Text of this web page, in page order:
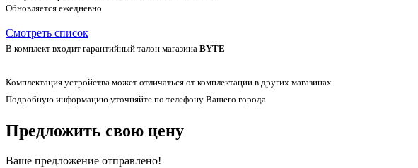
Обновляется ежедневно
Смотреть список
В комплект входит гарантийный талон магазина BYTE
Комплектация устройства может отличаться от комплектации в других магазинах.
Подробную информацию уточняйте по телефону Вашего города
Предложить свою цену
Ваше предложение отправлено!